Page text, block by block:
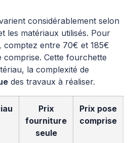
considérablement selon
les matériaux utilisés. Pour
, comptez entre 70€ et 185€
comprise. Cette fourchette
la complexité de
des travaux à réaliser.
Prix
fourniture
seule
Prix pose
comprise